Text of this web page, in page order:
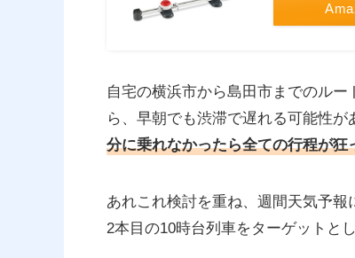
自宅の横浜市から島田市までのル
ら、早朝でも渋滞で遅れる可能性が
分に乗れなかったら全ての行程が狂
あれこれ検討を重ね、週間天気予報
2本目の10時台列車をターゲットとし